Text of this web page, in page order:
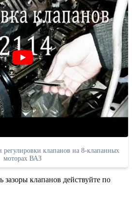
регулировки клапанов на 8-клапанных
моторах ВАЗ
зазоры клапанов действуйте по